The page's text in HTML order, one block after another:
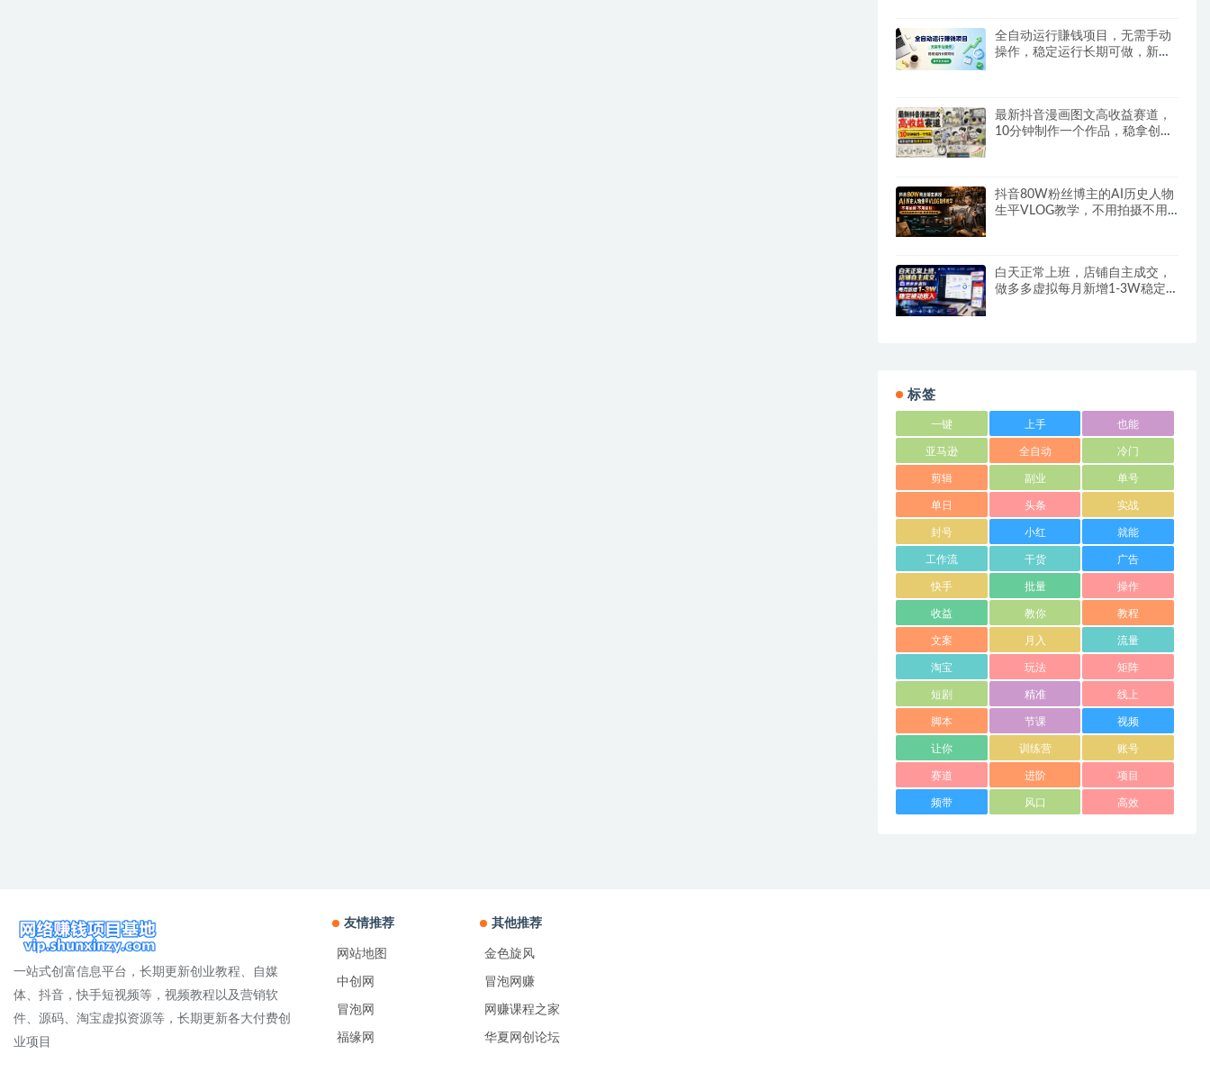
全自动运行賺钱项目，无需手动
操作，稳定运行长期可做，新手
最新抖音漫画图文高收益赛道，
10分钟制作一个作品，稳拿创作
抖音80W粉丝博主的AI历史人物
生平VLOG教学，不用拍摄不用
白天正常上班，店铺自主成交，
做多多虚拟每月新增1-3W稳定
标签
一键 上手 也能
亚马逊 全自动 冷门
剪辑 副业 单号
单日 头条 实战
封号 小红 就能
工作流 干货 广告
快手 批量 操作
收益 教你 教程
文案 月入 流量
淘宝 玩法 矩阵
短剧 精准 线上
脚本 节课 视频
让你 训练营 账号
赛道 进阶 项目
频带 风口 高效
一站式创富信息平台，长期更新创业教程、自媒
体、抖音，快手短视频等，视频教程以及营销软
件、源码、淘宝虚拟资源等，长期更新各大付费创
业项目
友情推荐
网站地图
中创网
冒泡网
福缘网
其他推荐
金色旋风
冒泡网赚
网赚课程之家
华夏网创论坛